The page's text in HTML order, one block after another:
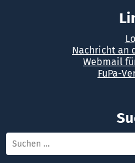
Nachricht an
Webmail
FuPa-